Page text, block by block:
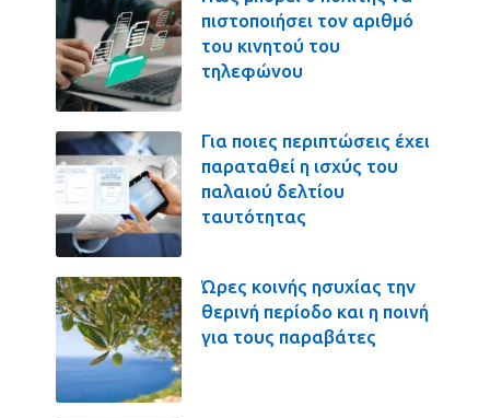
πιστοποιήσει τον αριθμό
του κινητού του
τηλεφώνου
Για ποιες περιπτώσεις έχει
παραταθεί η ισχύς του
παλαιού δελτίου
ταυτότητας
Ώρες κοινής ησυχίας την
θερινή περίοδο και η ποινή
για τους παραβάτες